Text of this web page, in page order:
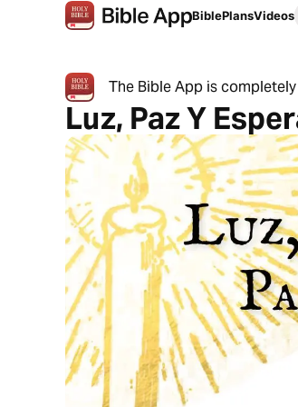
BiblePlansVideos
The Bible App is
Luz, Paz Y